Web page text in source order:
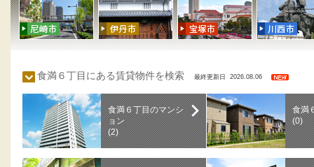
食満６丁目にある賃貸物件を検索 最終更新日 2026.08.06
食満６丁目のマンシ
ョン
(2)
食満
(0)